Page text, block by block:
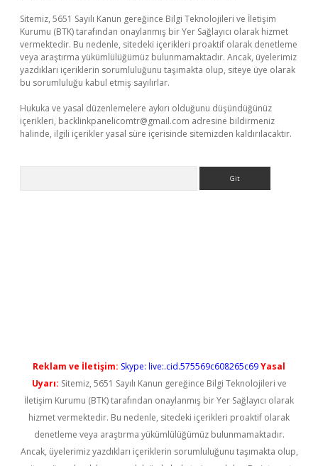
Sitemiz, 5651 Sayılı Kanun gereğince Bilgi Teknolojileri ve İletişim
Kurumu (BTK) tarafından onaylanmış bir Yer Sağlayıcı olarak hizmet
vermektedir. Bu nedenle, sitedeki içerikleri proaktif olarak denetleme
veya araştırma yükümlülüğümüz bulunmamaktadır. Ancak, üyelerimiz
yazdıkları içeriklerin sorumluluğunu taşımakta olup, siteye üye olarak
bu sorumluluğu kabul etmiş sayılırlar.
Hukuka ve yasal düzenlemelere aykırı olduğunu düşündüğünüz
içerikleri, backlinkpanelicomtr@gmail.com adresine bildirmeniz
halinde, ilgili içerikler yasal süre içerisinde sitemizden kaldırılacaktır.
Reklam ve İletişim: Skype: live:.cid.575569c608265c69Yasal
Uyarı: Sitemiz, 5651 Sayılı Kanun gereğince Bilgi Teknolojileri ve
İletişim Kurumu (BTK) tarafından onaylanmış bir Yer Sağlayıcı olarak
hizmet vermektedir. Bu nedenle, sitedeki içerikleri proaktif olarak
denetleme veya araştırma yükümlülüğümüz bulunmamaktadır.
Ancak, üyelerimiz yazdıkları içeriklerin sorumluluğunu taşımakta olup,